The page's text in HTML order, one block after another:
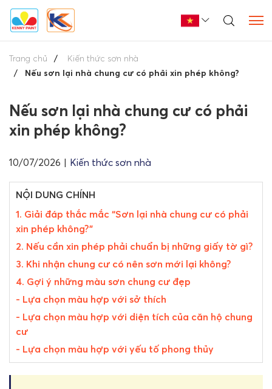
Trang chủ
Kiến thức sơn nhà
Nếu sơn lại nhà chung cư có phải xin phép không?
Nếu sơn lại nhà chung cư có phải
xin phép không?
10/07/2026 | Kiến thức sơn nhà
NỘI DUNG CHÍNH
1. Giải đáp thắc mắc “Sơn lại nhà chung cư có phải
xin phép không?”
2. Nếu cần xin phép phải chuẩn bị những giấy tờ gì?
3. Khi nhận chung cư có nên sơn mới lại không?
4. Gợi ý những màu sơn chung cư đẹp
- Lựa chọn màu hợp với sở thích
- Lựa chọn màu hợp với diện tích của căn hộ chung
cư
- Lựa chọn màu hợp với yếu tố phong thủy